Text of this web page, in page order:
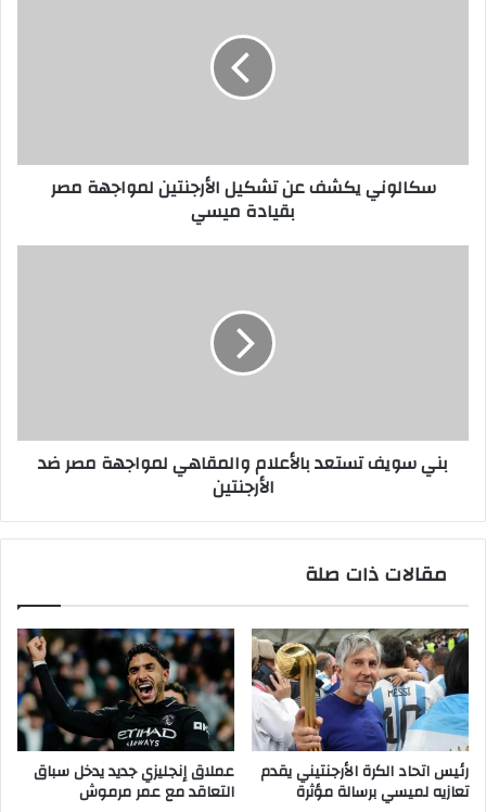
ميسي
سكالوني يكشف عن تشكيل الأرجنتين لمواجهة مصر
بقيادة ميسي
الأرجنتين
بني سويف تستعد بالأعلام والمقاهي لمواجهة مصر ضد
الأرجنتين
مقالات ذات صلة
عملاق إنجليزي جديد يدخل سباق
التعاقد مع عمر مرموش
رئيس اتحاد الكرة الأرجنتيني يقدم
تعازيه لميسي برسالة مؤثرة